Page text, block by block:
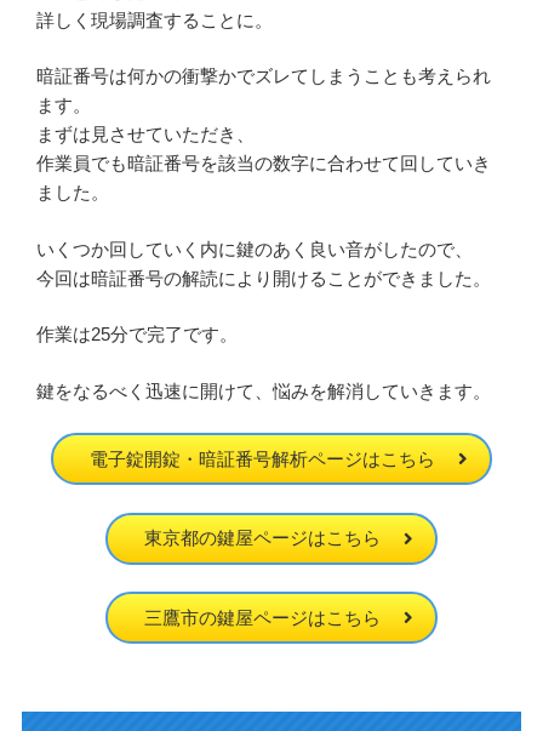
詳しく現場調査することに。
暗証番号は何かの衝撃かでズレてしまうことも考えられ
ます。
まずは見させていただき、
作業員でも暗証番号を該当の数字に合わせて回していき
ました。
いくつか回していく内に鍵のあく良い音がしたので、
今回は暗証番号の解読により開けることができました。
作業は25分で完了です。
鍵をなるべく迅速に開けて、悩みを解消していきます。
電子錠開錠・暗証番号解析ページはこちら
東京都の鍵屋ページはこちら
三鷹市の鍵屋ページはこちら